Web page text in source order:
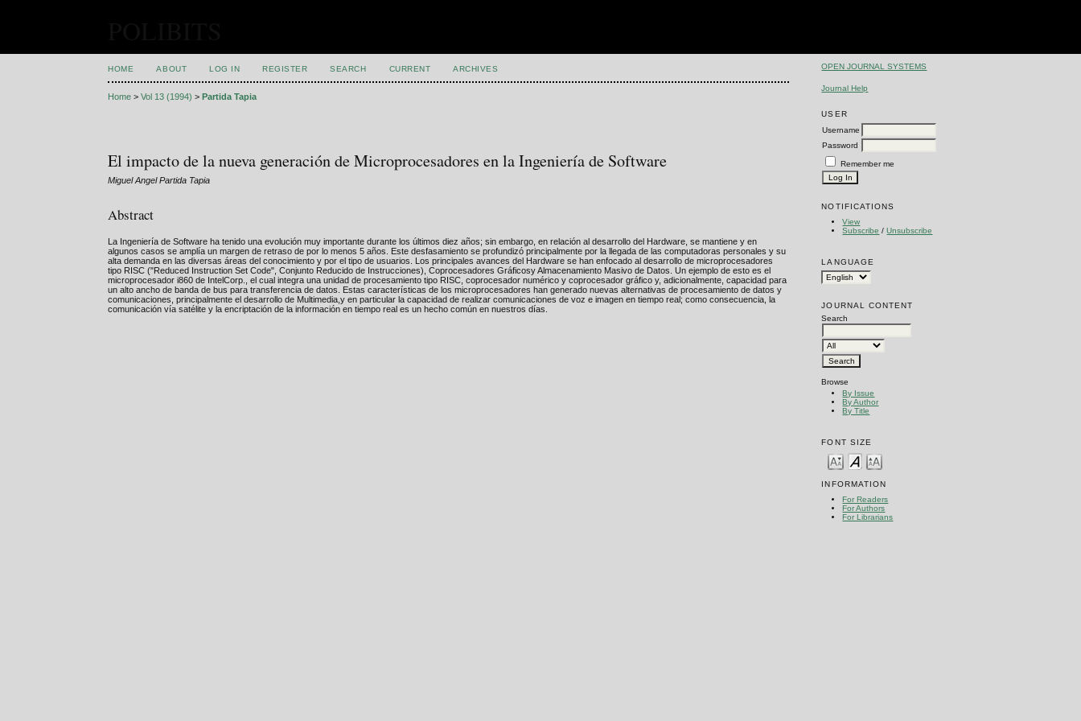
OPEN JOURNAL SYSTEMS
Journal Help
USER
Username
Password
Remember me
NOTIFICATIONS
View
Subscribe /Unsubscribe
LANGUAGE
JOURNAL CONTENT
Search
Browse
By Issue
By Author
By Title
FONT SIZE
INFORMATION
For Readers
For Authors
For Librarians
HOME ABOUT LOG IN REGISTER SEARCH CURRENT ARCHIVES
Home >Vol 13 (1994) >Partida Tapia
El impacto de la nueva generación de Microprocesadores en la Ingeniería de Software
Miguel Angel Partida Tapia
Abstract
La Ingeniería de Software ha tenido una evolución muy importante durante los últimos diez años; sin embargo, en relación al desarrollo del Hardware, se mantiene y en
algunos casos se amplía un margen de retraso de por lo menos 5 años. Este desfasamiento se profundizó principalmente por la llegada de las computadoras personales y su
alta demanda en las diversas áreas del conocimiento y por el tipo de usuarios. Los principales avances del Hardware se han enfocado al desarrollo de microprocesadores
tipo RISC ("Reduced Instruction Set Code", Conjunto Reducido de Instrucciones), Coprocesadores Gráficosy Almacenamiento Masivo de Datos. Un ejemplo de esto es el
microprocesador i860 de IntelCorp., el cual integra una unidad de procesamiento tipo RISC, coprocesador numérico y coprocesador gráfico y, adicionalmente, capacidad para
un alto ancho de banda de bus para transferencia de datos. Estas características de los microprocesadores han generado nuevas alternativas de procesamiento de datos y
comunicaciones, principalmente el desarrollo de Multimedia,y en particular la capacidad de realizar comunicaciones de voz e imagen en tiempo real; como consecuencia, la
comunicación vía satélite y la encriptación de la información en tiempo real es un hecho común en nuestros días.